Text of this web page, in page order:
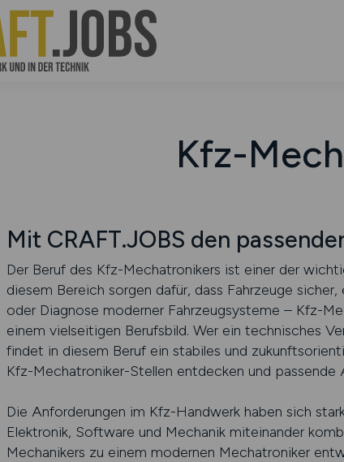
Kfz-
Mit CRAFT.JOBS den
Der Beruf des Kfz-Mechatronikers ist einer der
diesem Bereich sorgen dafür, dass Fahrzeuge
oder Diagnose moderner Fahrzeugsysteme – Kfz-
einem vielseitigen Berufsbild. Wer ein technisches
findet in diesem Beruf ein stabiles und
Kfz-Mechatroniker-Stellen entdecken und
Die Anforderungen im Kfz-Handwerk haben sich
Elektronik, Software und Mechanik miteinander
Mechanikers zu einem modernen Mechatroniker